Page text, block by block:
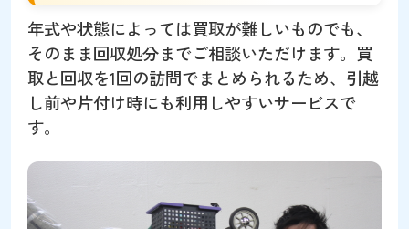
年式や状態によっては買取が難しいものでも、
そのまま回収処分までご相談いただけます。買
取と回収を1回の訪問でまとめられるため、引越
し前や片付け時にも利用しやすいサービスで
す。